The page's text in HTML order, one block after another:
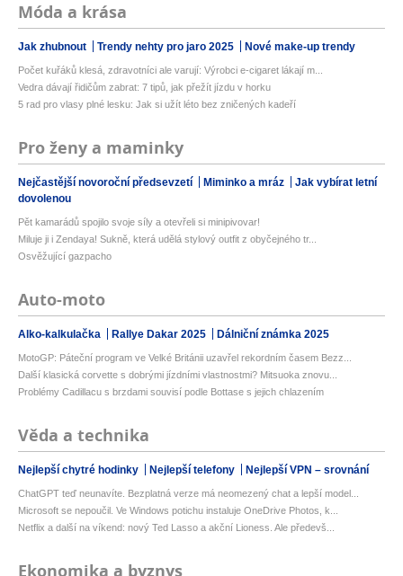
Móda a krása
Jak zhubnout Trendy nehty pro jaro 2025 Nové make-up trendy
Počet kuřáků klesá, zdravotníci ale varují: Výrobci e-cigaret lákají m...
Vedra dávají řidičům zabrat: 7 tipů, jak přežít jízdu v horku
5 rad pro vlasy plné lesku: Jak si užít léto bez zničených kadeří
Pro ženy a maminky
Nejčastější novoroční předsevzetí Miminko a mráz
Jak vybírat letní
dovolenou
Pět kamarádů spojilo svoje síly a otevřeli si minipivovar!
Miluje ji i Zendaya! Sukně, která udělá stylový outfit z obyčejného tr...
Osvěžující gazpacho
Auto-moto
Alko-kalkulačka Rallye Dakar 2025 Dálniční známka 2025
MotoGP: Páteční program ve Velké Británii uzavřel rekordním časem Bezz...
Další klasická corvette s dobrými jízdními vlastnostmi? Mitsuoka znovu...
Problémy Cadillacu s brzdami souvisí podle Bottase s jejich chlazením
Věda a technika
Nejlepší chytré hodinky Nejlepší telefony Nejlepší VPN – srovnání
ChatGPT teď neunavíte. Bezplatná verze má neomezený chat a lepší model...
Microsoft se nepoučil. Ve Windows potichu instaluje OneDrive Photos, k...
Netflix a další na víkend: nový Ted Lasso a akční Lioness. Ale předevš...
Ekonomika a byznys